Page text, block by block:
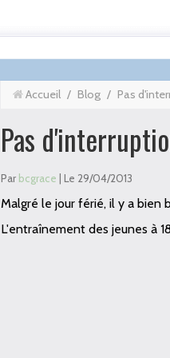
Accueil / Blog / Pas
Pas
Par bcgrace | Le 29/04/2013
Malgré le jour férié, il y a bien
L'entraînement des jeunes à